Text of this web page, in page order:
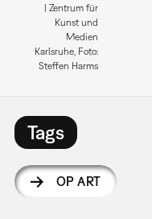
| Zentrum für
Kunst und
Medien
Karlsruhe, Foto:
Steffen Harms
Tags
OP ART